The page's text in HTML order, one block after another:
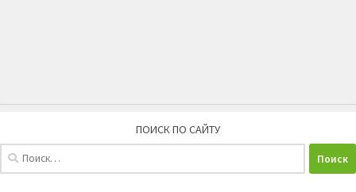
ПОИСК ПО САЙТУ